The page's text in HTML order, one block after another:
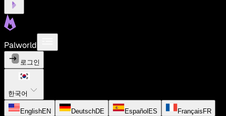
Palworld
로그인
한국어
EnglishEN DeutschDE EspañolES FrançaisFR